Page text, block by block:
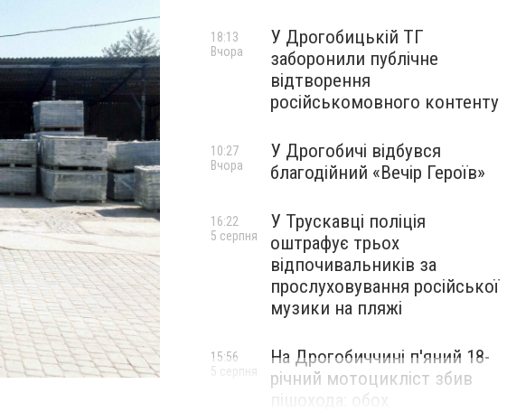
У Дрогобицькій ТГ
заборонили публічне
відтворення
російськомовного контенту
18:13
Вчора
У Дрогобичі відбувся
благодійний «Вечір Героїв»
10:27
Вчора
У Трускавці поліція
оштрафує трьох
відпочивальників за
прослуховування російської
музики на пляжі
16:22
5 серпня
На Дрогобиччині п'яний 18-
річний мотоцикліст збив
пішохода: обох
15:56
5 серпня